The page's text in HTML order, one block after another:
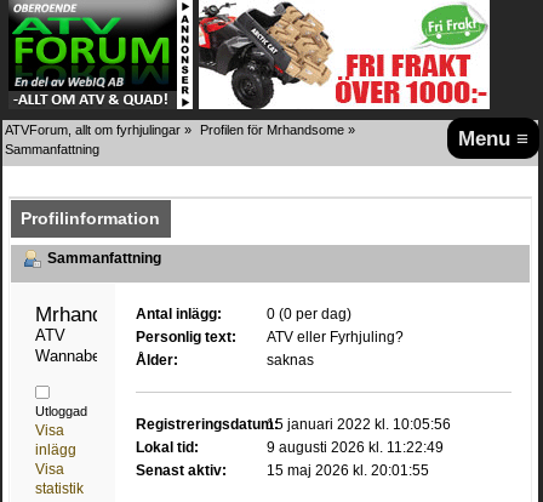
Menu ≡
ATVForum, allt om fyrhjulingar » Profilen för Mrhandsome »
Sammanfattning
Profilinformation
Sammanfattning
Mrhandsome
ATV
Wannabe
Utloggad
Visa
inlägg
Visa
statistik
Antal inlägg:
0 (0 per dag)
Personlig text:
ATV eller Fyrhjuling?
Ålder:
saknas
Registreringsdatum:15 januari 2022 kl. 10:05:56
Lokal tid:
9 augusti 2026 kl. 11:22:49
Senast aktiv:
15 maj 2026 kl. 20:01:55